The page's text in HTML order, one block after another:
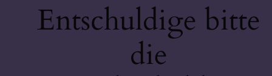
Entschuldige bitte
die